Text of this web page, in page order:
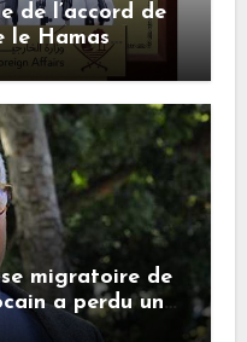
de l’accord de
le Hamas
migratoire de
a perdu une
vis-à-vis